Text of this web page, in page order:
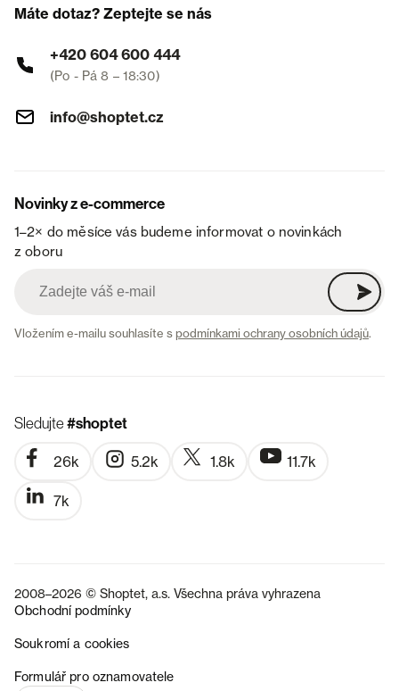
Máte dotaz? Zeptejte se nás
+420 604 600 444
(Po - Pá 8 – 18:30)
info@shoptet.cz
Novinky z e-commerce
1–2× do měsíce vás budeme informovat o novinkách
z oboru
Vložením e-mailu souhlasíte spodmínkami ochrany osobních údajů.
Sledujte#shoptet
26k 5.2k 1.8k 11.7k
7k
2008–2026 © Shoptet, a.s. Všechna práva vyhrazena
Obchodní podmínky
Soukromí a cookies
Formulář pro oznamovatele